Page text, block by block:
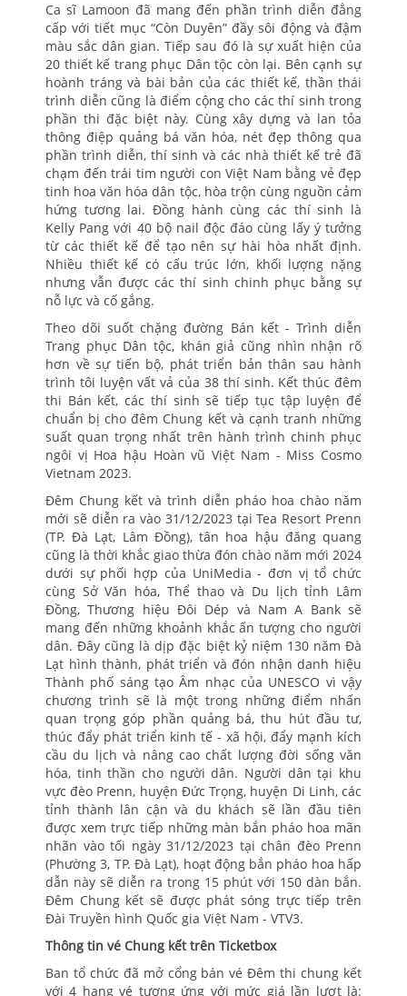
Ca sĩ Lamoon đã mang đến phần trình diễn đẳng
cấp với tiết mục “Còn Duyên” đầy sôi động và đậm
màu sắc dân gian. Tiếp sau đó là sự xuất hiện của
20 thiết kế trang phục Dân tộc còn lại. Bên cạnh sự
hoành tráng và bài bản của các thiết kế, thần thái
trình diễn cũng là điểm cộng cho các thí sinh trong
phần thi đặc biệt này. Cùng xây dựng và lan tỏa
thông điệp quảng bá văn hóa, nét đẹp thông qua
phần trình diễn, thí sinh và các nhà thiết kế trẻ đã
chạm đến trái tim người con Việt Nam bằng vẻ đẹp
tinh hoa văn hóa dân tộc, hòa trộn cùng nguồn cảm
hứng tương lai. Đồng hành cùng các thí sinh là
Kelly Pang với 40 bộ nail độc đáo cùng lấy ý tưởng
từ các thiết kế để tạo nên sự hài hòa nhất định.
Nhiều thiết kế có cấu trúc lớn, khối lượng nặng
nhưng vẫn được các thí sinh chinh phục bằng sự
nỗ lực và cố gắng.
Theo dõi suốt chặng đường Bán kết - Trình diễn
Trang phục Dân tộc, khán giả cũng nhìn nhận rõ
hơn về sự tiến bộ, phát triển bản thân sau hành
trình tôi luyện vất vả của 38 thí sinh. Kết thúc đêm
thi Bán kết, các thí sinh sẽ tiếp tục tập luyện để
chuẩn bị cho đêm Chung kết và cạnh tranh những
suất quan trọng nhất trên hành trình chinh phục
ngôi vị Hoa hậu Hoàn vũ Việt Nam - Miss Cosmo
Vietnam 2023.
Đêm Chung kết và trình diễn pháo hoa chào năm
mới sẽ diễn ra vào 31/12/2023 tại Tea Resort Prenn
(TP. Đà Lạt, Lâm Đồng), tân hoa hậu đăng quang
cũng là thời khắc giao thừa đón chào năm mới 2024
dưới sự phối hợp của UniMedia - đơn vị tổ chức
cùng Sở Văn hóa, Thể thao và Du lịch tỉnh Lâm
Đồng, Thương hiệu Đôi Dép và Nam A Bank sẽ
mang đến những khoảnh khắc ấn tượng cho người
dân. Đây cũng là dịp đặc biệt kỷ niệm 130 năm Đà
Lạt hình thành, phát triển và đón nhận danh hiệu
Thành phố sáng tạo Âm nhạc của UNESCO vì vậy
chương trình sẽ là một trong những điểm nhấn
quan trọng góp phần quảng bá, thu hút đầu tư,
thúc đẩy phát triển kinh tế - xã hội, đẩy mạnh kích
cầu du lịch và nâng cao chất lượng đời sống văn
hóa, tinh thần cho người dân. Người dân tại khu
vực đèo Prenn, huyện Đức Trọng, huyện Di Linh, các
tỉnh thành lân cận và du khách sẽ lần đầu tiên
được xem trực tiếp những màn bắn pháo hoa mãn
nhãn vào tối ngày 31/12/2023 tại chân đèo Prenn
(Phường 3, TP. Đà Lạt), hoạt động bắn pháo hoa hấp
dẫn này sẽ diễn ra trong 15 phút với 150 dàn bắn.
Đêm Chung kết sẽ được phát sóng trực tiếp trên
Đài Truyền hình Quốc gia Việt Nam - VTV3.
Thông tin vé Chung kết trên Ticketbox
Ban tổ chức đã mở cổng bán vé Đêm thi chung kết
với 4 hạng vé tương ứng với mức giá lần lượt là: